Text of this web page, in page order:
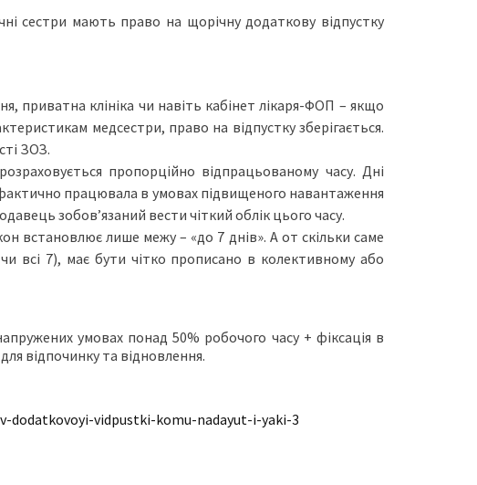
сестри мають право на щорічну додаткову відпустку
приватна клініка чи навіть кабінет лікаря-ФОП – якщо
медсестри, право на відпустку зберігається.
ЗОЗ.
пропорційно відпрацьованому часу. Дні
працювала в умовах підвищеного навантаження
зобов’язаний вести чіткий облік цього часу.
встановлює лише межу – «до 7 днів». А от скільки саме
всі 7), має бути чітко прописано в колективному або
умовах понад 50% робочого часу + фіксація в
відпочинку та відновлення.
dodatkovoyi-vidpustki-komu-nadayut-i-yaki-3